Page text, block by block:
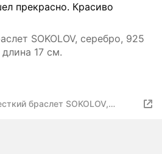
прекрасно. Красиво
SOKOLOV, серебро, 925
17 см.
браслет SOKOLOV,